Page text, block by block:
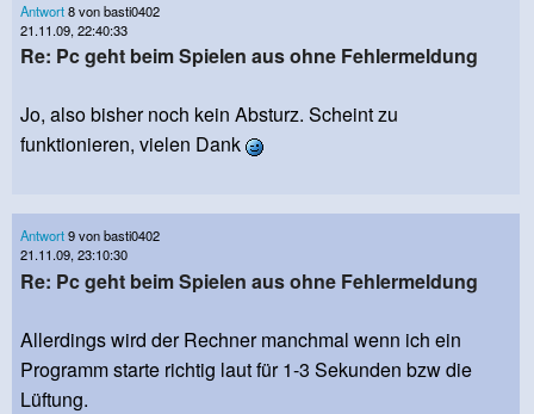
Antwort8 von basti0402
21.11.09, 22:40:33
Re: Pc geht beim Spielen aus ohne Fehlermeldung
Jo, also bisher noch kein Absturz. Scheint zu
funktionieren, vielen Dank
Antwort9 von basti0402
21.11.09, 23:10:30
Re: Pc geht beim Spielen aus ohne Fehlermeldung
Allerdings wird der Rechner manchmal wenn ich ein
Programm starte richtig laut für 1-3 Sekunden bzw die
Lüftung.